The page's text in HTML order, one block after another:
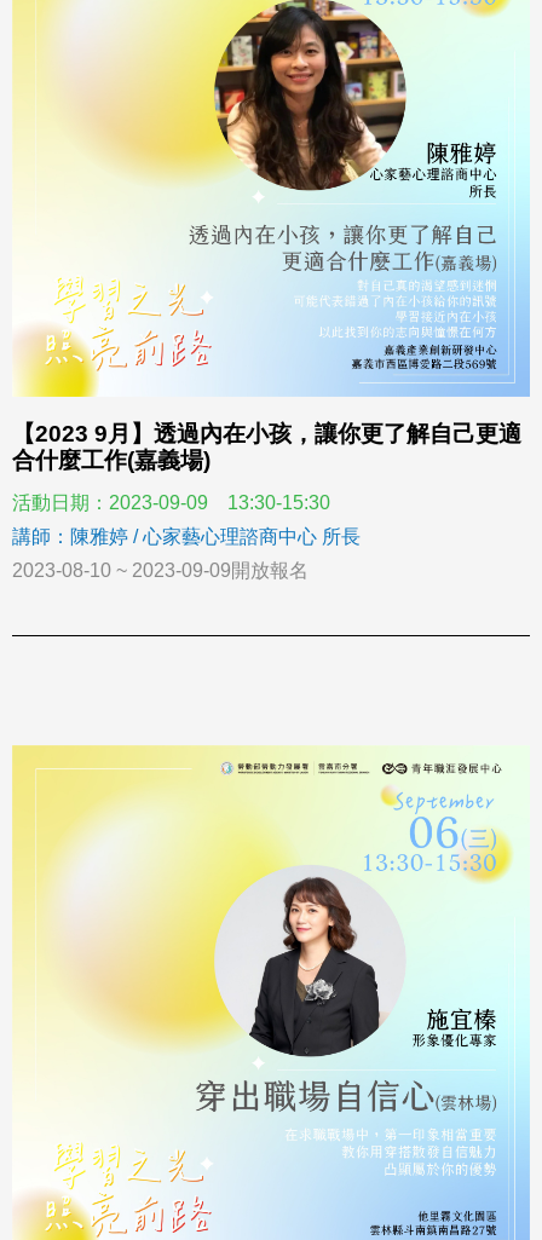
【2023 9月】透過內在小孩，讓你更了解自己更適
合什麼工作(嘉義場)
活動日期：2023-09-09 13:30-15:30
講師：陳雅婷 / 心家藝心理諮商中心 所長
2023-08-10 ~ 2023-09-09開放報名